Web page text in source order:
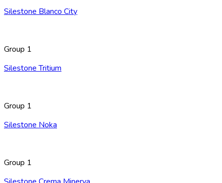
Silestone Blanco City
Group 1
Silestone Tritium
Group 1
Silestone Noka
Group 1